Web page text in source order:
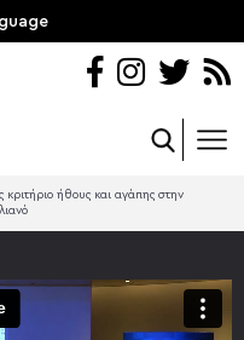
κριτήριο ήθους και αγάπης στην